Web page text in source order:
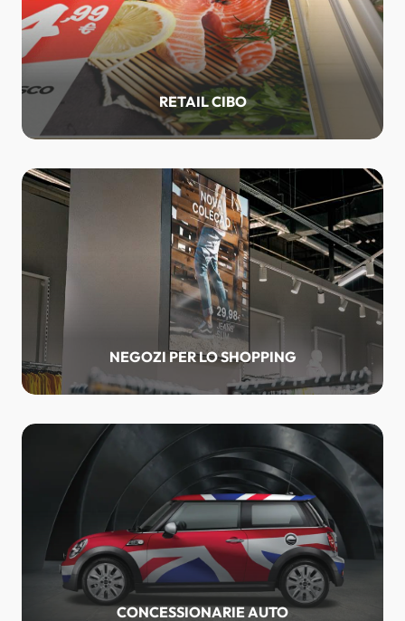
RETAIL CIBO
NEGOZI PER LO SHOPPING
CONCESSIONARIE AUTO